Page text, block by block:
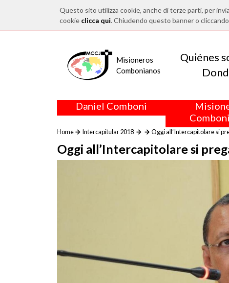
Questo sito utilizza cookie, anche di terze parti, per
cookie clicca qui. Chiudendo questo banner o
Misioneros
Combonianos
Quiénes
Daniel Comboni
Home Intercapitular 2018 Oggi all’Intercapitolare si
Oggi all’Intercapitolare si